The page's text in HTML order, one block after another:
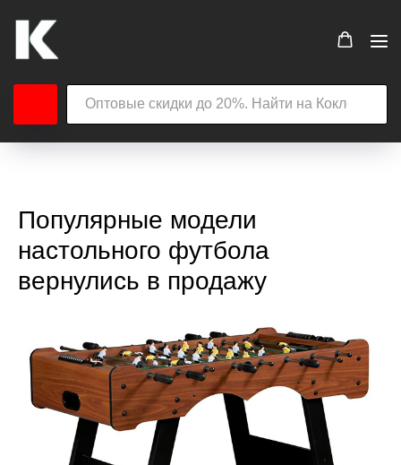
Популярные модели
настольного футбола
вернулись в продажу